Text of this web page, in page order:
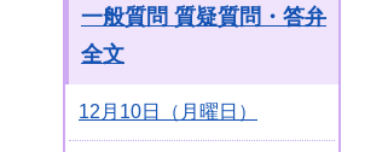
一般質問 質疑質問・答弁
全文
12月10日（月曜日）